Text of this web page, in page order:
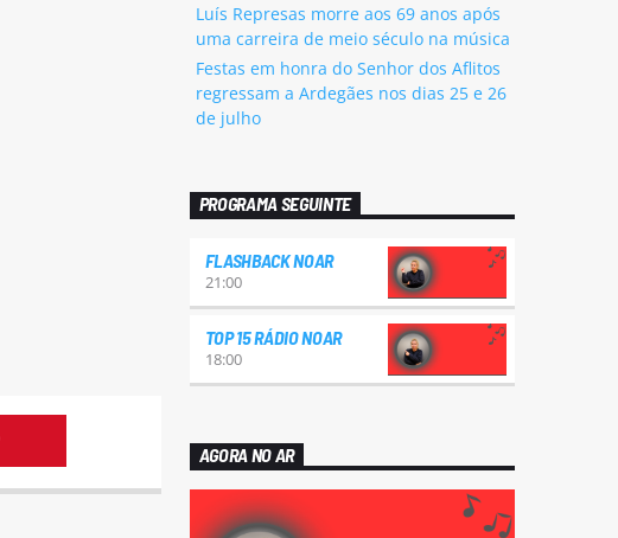
Luís Represas morre aos 69 anos após
uma carreira de meio século na música
Festas em honra do Senhor dos Aflitos
regressam a Ardegães nos dias 25 e 26
de julho
PROGRAMA SEGUINTE
FLASHBACK NOAR
21:00
TOP 15 RÁDIO NOAR
18:00
AGORA NO AR